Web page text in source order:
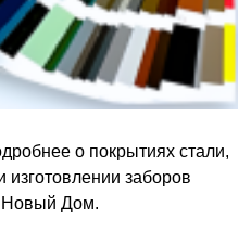
о покрытиях стали,
заборов
Новый Дом.